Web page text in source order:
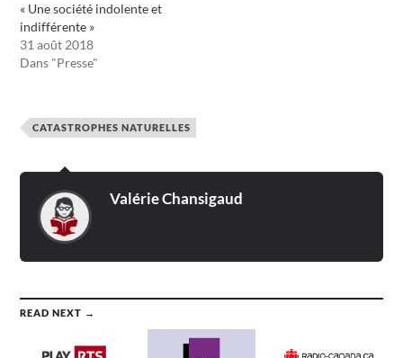
« Une société indolente et
indifférente »
31 août 2018
Dans "Presse"
CATASTROPHES NATURELLES
Valérie Chansigaud
READ NEXT →